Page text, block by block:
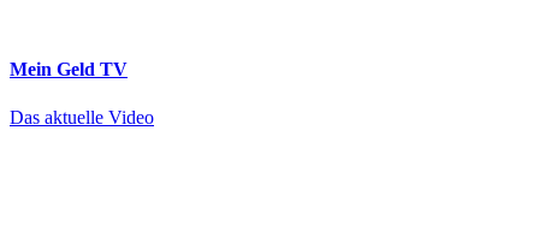
Mein Geld TV
Das aktuelle Video